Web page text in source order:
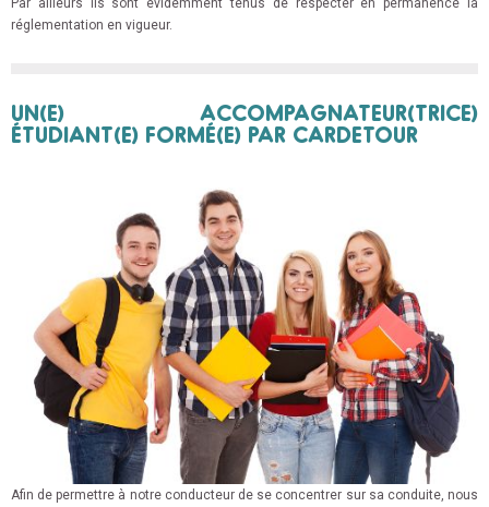
Par ailleurs ils sont évidemment tenus de respecter en permanence la
réglementation en vigueur.
UN(E) ACCOMPAGNATEUR(TRICE)
ÉTUDIANT(E) FORMÉ(E) PAR CARDETOUR
Afin de permettre à notre conducteur de se concentrer sur sa conduite, nous